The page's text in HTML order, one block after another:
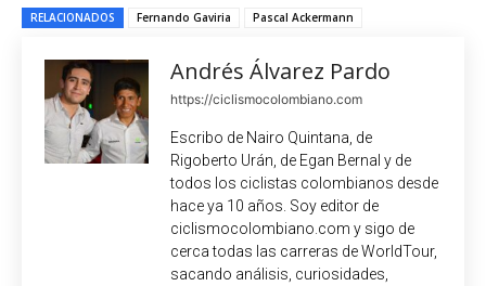
RELACIONADOS Fernando Gaviria Pascal Ackermann
Andrés Álvarez Pardo
https://ciclismocolombiano.com
Escribo de Nairo Quintana, de
Rigoberto Urán, de Egan Bernal y de
todos los ciclistas colombianos desde
hace ya 10 años. Soy editor de
ciclismocolombiano.com y sigo de
cerca todas las carreras de WorldTour,
sacando análisis, curiosidades,